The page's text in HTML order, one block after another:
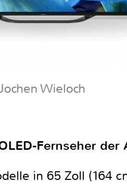
Wieloch
Fernseher
in 65 Zoll (164